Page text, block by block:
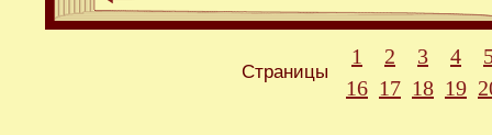
Страницы
1 2 3 4
16 17 18 19